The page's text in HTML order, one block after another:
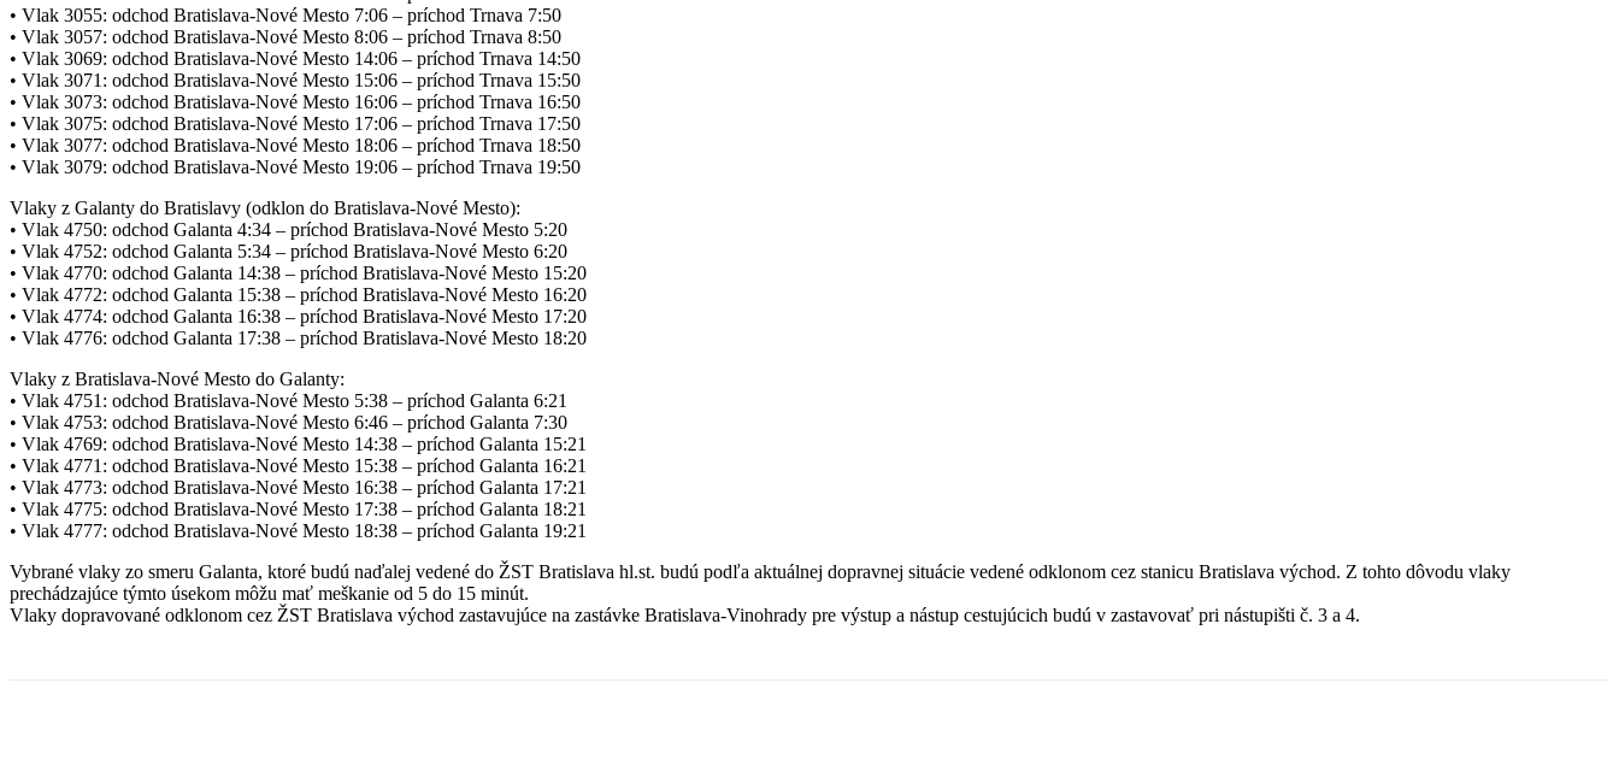
• Vlak 3055: odchod Bratislava-Nové Mesto 7:06 – príchod Trnava 7:50
• Vlak 3057: odchod Bratislava-Nové Mesto 8:06 – príchod Trnava 8:50
• Vlak 3069: odchod Bratislava-Nové Mesto 14:06 – príchod Trnava 14:50
• Vlak 3071: odchod Bratislava-Nové Mesto 15:06 – príchod Trnava 15:50
• Vlak 3073: odchod Bratislava-Nové Mesto 16:06 – príchod Trnava 16:50
• Vlak 3075: odchod Bratislava-Nové Mesto 17:06 – príchod Trnava 17:50
• Vlak 3077: odchod Bratislava-Nové Mesto 18:06 – príchod Trnava 18:50
• Vlak 3079: odchod Bratislava-Nové Mesto 19:06 – príchod Trnava 19:50
Vlaky z Galanty do Bratislavy (odklon do Bratislava-Nové Mesto):
• Vlak 4750: odchod Galanta 4:34 – príchod Bratislava-Nové Mesto 5:20
• Vlak 4752: odchod Galanta 5:34 – príchod Bratislava-Nové Mesto 6:20
• Vlak 4770: odchod Galanta 14:38 – príchod Bratislava-Nové Mesto 15:20
• Vlak 4772: odchod Galanta 15:38 – príchod Bratislava-Nové Mesto 16:20
• Vlak 4774: odchod Galanta 16:38 – príchod Bratislava-Nové Mesto 17:20
• Vlak 4776: odchod Galanta 17:38 – príchod Bratislava-Nové Mesto 18:20
Vlaky z Bratislava-Nové Mesto do Galanty:
• Vlak 4751: odchod Bratislava-Nové Mesto 5:38 – príchod Galanta 6:21
• Vlak 4753: odchod Bratislava-Nové Mesto 6:46 – príchod Galanta 7:30
• Vlak 4769: odchod Bratislava-Nové Mesto 14:38 – príchod Galanta 15:21
• Vlak 4771: odchod Bratislava-Nové Mesto 15:38 – príchod Galanta 16:21
• Vlak 4773: odchod Bratislava-Nové Mesto 16:38 – príchod Galanta 17:21
• Vlak 4775: odchod Bratislava-Nové Mesto 17:38 – príchod Galanta 18:21
• Vlak 4777: odchod Bratislava-Nové Mesto 18:38 – príchod Galanta 19:21
Vybrané vlaky zo smeru Galanta, ktoré budú naďalej vedené do ŽST Bratislava hl.st. budú podľa aktuálnej dopravnej situácie vedené odklonom cez stanicu Bratislava východ. Z tohto dôvodu vlaky
prechádzajúce týmto úsekom môžu mať meškanie od 5 do 15 minút.
Vlaky dopravované odklonom cez ŽST Bratislava východ zastavujúce na zastávke Bratislava-Vinohrady pre výstup a nástup cestujúcich budú v zastavovať pri nástupišti č. 3 a 4.